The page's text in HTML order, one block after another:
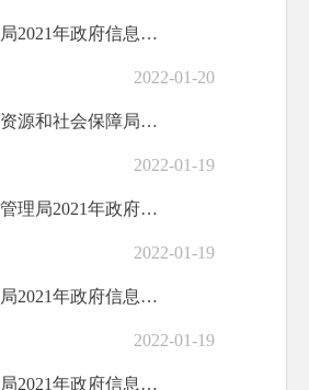
临夏县商务局2021年政府信息公开工作年...
2022-01-20
临夏县人力资源和社会保障局2021年度政...
2022-01-19
临夏县应急管理局2021年政府信息公开工...
2022-01-19
临夏县水务局2021年政府信息公开工作年...
2022-01-19
临夏县民政局2021年政府信息公开工作年...